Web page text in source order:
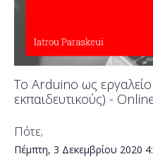
To Arduino ως εργαλείο
εκπαιδευτικούς) -
Πότε;
Πέμπτη, 3 Δεκεμβρίου 2020